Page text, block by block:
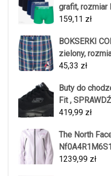
grafit, rozmiar
159,11 zł
BOKSERKI
zielony,
45,33 zł
Buty do
Fit ,
419,99 zł
The North
1239,99 zł